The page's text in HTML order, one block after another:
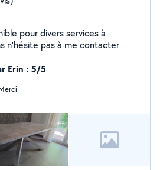
pour divers services à
n'hésite pas à me contacter
Erin : 5/5